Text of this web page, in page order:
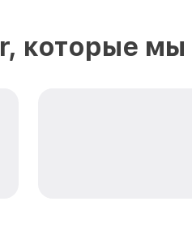
которые